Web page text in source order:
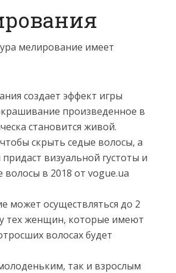
мелирование имеет
создает эффект игры
произведенное в
становится живой.
скрыть седые волосы, а
визуальной густоты и
в 2018 от vogue.ua
может осуществляться до 2
тех женщин, которые имеют
волосах будет
так и взрослым